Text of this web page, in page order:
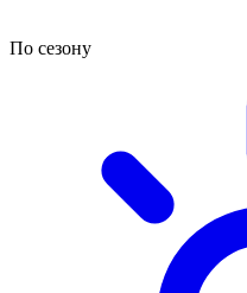
По сезону